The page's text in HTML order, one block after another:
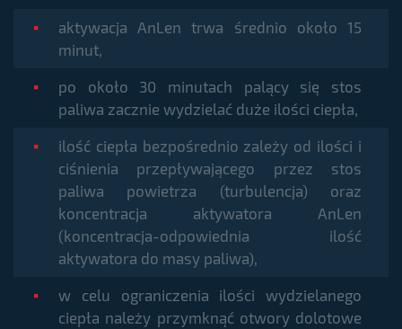
aktywacja AnLen trwa średnio około 15
minut,
po około 30 minutach palący się stos
paliwa zacznie wydzielać duże ilości ciepła,
ilość ciepła bezpośrednio zależy od ilości i
ciśnienia przepływającego przez stos
paliwa powietrza (turbulencja) oraz
koncentracja aktywatora AnLen
(koncentracja-odpowiednia ilość
aktywatora do masy paliwa),
w celu ograniczenia ilości wydzielanego
ciepła należy przymknąć otwory dolotowe